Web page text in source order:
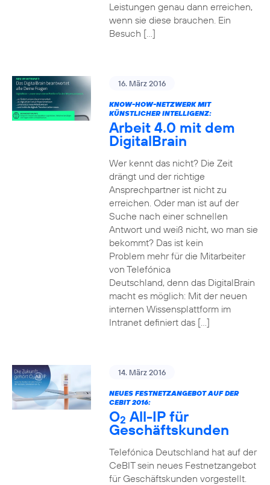
Leistungen genau dann erreichen,
wenn sie diese brauchen. Ein
Besuch […]
16. März 2016
KNOW-HOW-NETZWERK MIT
KÜNSTLICHER INTELLIGENZ:
Arbeit 4.0 mit dem
DigitalBrain
Wer kennt das nicht? Die Zeit
drängt und der richtige
Ansprechpartner ist nicht zu
erreichen. Oder man ist auf der
Suche nach einer schnellen
Antwort und weiß nicht, wo man sie
bekommt? Das ist kein
Problem mehr für die Mitarbeiter
von Telefónica
Deutschland, denn das DigitalBrain
macht es möglich: Mit der neuen
internen Wissensplattform im
Intranet definiert das […]
14. März 2016
NEUES FESTNETZANGEBOT AUF DER
CEBIT 2016:
O2 All-IP für
Geschäftskunden
Telefónica Deutschland hat auf der
CeBIT sein neues Festnetzangebot
für Geschäftskunden vorgestellt.